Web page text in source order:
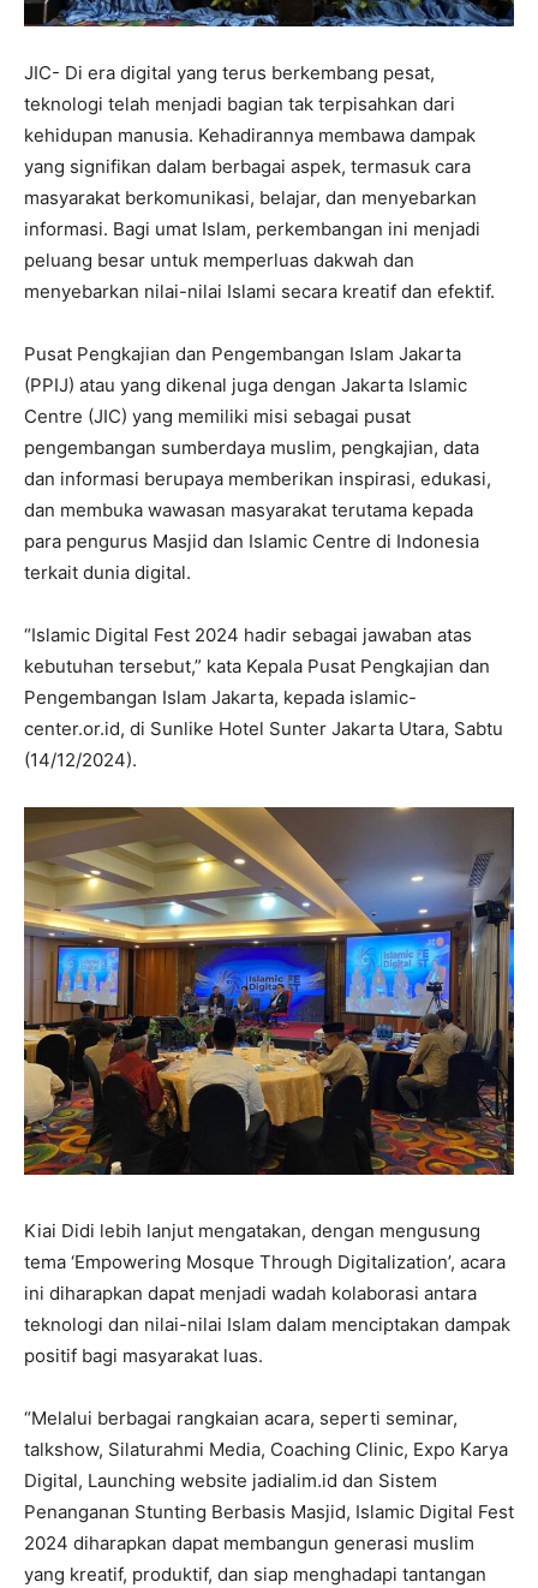
JIC- Di era digital yang terus berkembang pesat,
teknologi telah menjadi bagian tak terpisahkan dari
kehidupan manusia. Kehadirannya membawa dampak
yang signifikan dalam berbagai aspek, termasuk cara
masyarakat berkomunikasi, belajar, dan menyebarkan
informasi. Bagi umat Islam, perkembangan ini menjadi
peluang besar untuk memperluas dakwah dan
menyebarkan nilai-nilai Islami secara kreatif dan efektif.
Pusat Pengkajian dan Pengembangan Islam Jakarta
(PPIJ) atau yang dikenal juga dengan Jakarta Islamic
Centre (JIC) yang memiliki misi sebagai pusat
pengembangan sumberdaya muslim, pengkajian, data
dan informasi berupaya memberikan inspirasi, edukasi,
dan membuka wawasan masyarakat terutama kepada
para pengurus Masjid dan Islamic Centre di Indonesia
terkait dunia digital.
“Islamic Digital Fest 2024 hadir sebagai jawaban atas
kebutuhan tersebut,” kata Kepala Pusat Pengkajian dan
Pengembangan Islam Jakarta, kepada islamic-
center.or.id, di Sunlike Hotel Sunter Jakarta Utara, Sabtu
(14/12/2024).
Kiai Didi lebih lanjut mengatakan, dengan mengusung
tema ‘Empowering Mosque Through Digitalization’, acara
ini diharapkan dapat menjadi wadah kolaborasi antara
teknologi dan nilai-nilai Islam dalam menciptakan dampak
positif bagi masyarakat luas.
“Melalui berbagai rangkaian acara, seperti seminar,
talkshow, Silaturahmi Media, Coaching Clinic, Expo Karya
Digital, Launching website jadialim.id dan Sistem
Penanganan Stunting Berbasis Masjid, Islamic Digital Fest
2024 diharapkan dapat membangun generasi muslim
yang kreatif, produktif, dan siap menghadapi tantangan